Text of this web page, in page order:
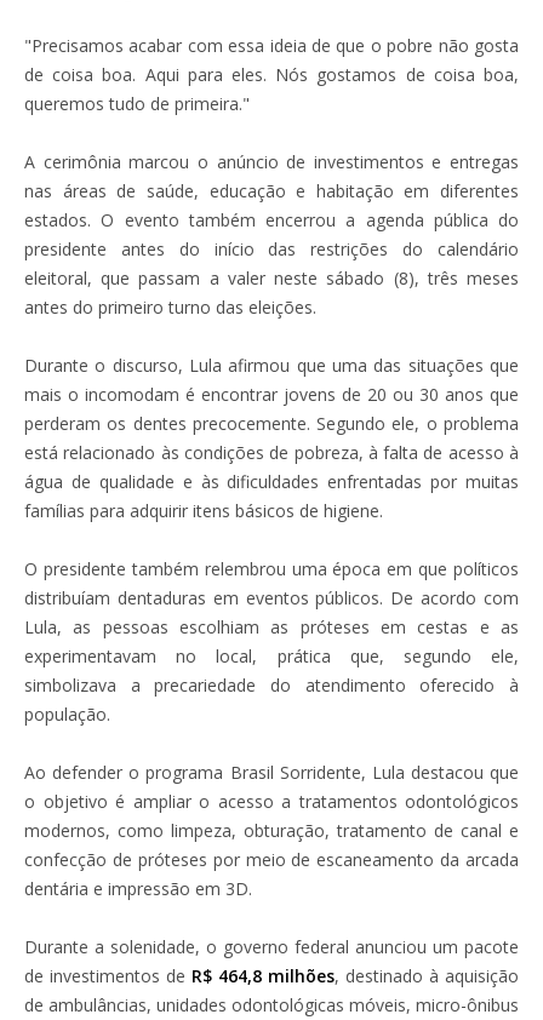
"Precisamos acabar com essa ideia de que o pobre não gosta
de coisa boa. Aqui para eles. Nós gostamos de coisa boa,
queremos tudo de primeira."
A cerimônia marcou o anúncio de investimentos e entregas
nas áreas de saúde, educação e habitação em diferentes
estados. O evento também encerrou a agenda pública do
presidente antes do início das restrições do calendário
eleitoral, que passam a valer neste sábado (8), três meses
antes do primeiro turno das eleições.
Durante o discurso, Lula afirmou que uma das situações que
mais o incomodam é encontrar jovens de 20 ou 30 anos que
perderam os dentes precocemente. Segundo ele, o problema
está relacionado às condições de pobreza, à falta de acesso à
água de qualidade e às dificuldades enfrentadas por muitas
famílias para adquirir itens básicos de higiene.
O presidente também relembrou uma época em que políticos
distribuíam dentaduras em eventos públicos. De acordo com
Lula, as pessoas escolhiam as próteses em cestas e as
experimentavam no local, prática que, segundo ele,
simbolizava a precariedade do atendimento oferecido à
população.
Ao defender o programa Brasil Sorridente, Lula destacou que
o objetivo é ampliar o acesso a tratamentos odontológicos
modernos, como limpeza, obturação, tratamento de canal e
confecção de próteses por meio de escaneamento da arcada
dentária e impressão em 3D.
Durante a solenidade, o governo federal anunciou um pacote
de investimentos de R$ 464,8 milhões, destinado à aquisição
de ambulâncias, unidades odontológicas móveis, micro-ônibus